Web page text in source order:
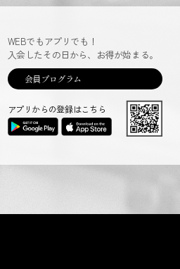
WEBでもアプリでも！
入会したその日から、お得が始まる。
会員プログラム
アプリからの登録はこちら